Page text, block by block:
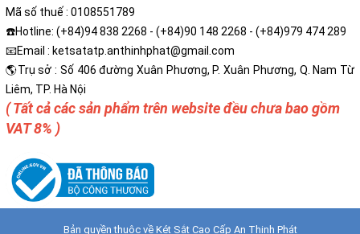
Mã số thuế : 0108551789
☎️Hotline: (+84)94 838 2268 - (+84)90 148 2268 - (+84)979 474 289
📧Email : ketsatatp.anthinhphat@gmail.com
🌎Trụ sở : Số 406 đường Xuân Phương, P. Xuân Phương, Q. Nam Từ
Liêm, TP. Hà Nội
( Tất cả các sản phẩm trên website đều chưa bao gồm
VAT 8% )
Bản quyền thuộc về Két Sắt Cao Cấp An Thịnh Phát